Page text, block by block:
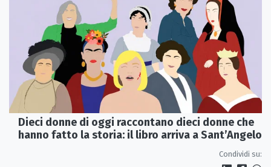
Dieci donne di oggi raccontano dieci donne che
hanno fatto la storia: il libro arriva a Sant’Angelo
Condividi su: